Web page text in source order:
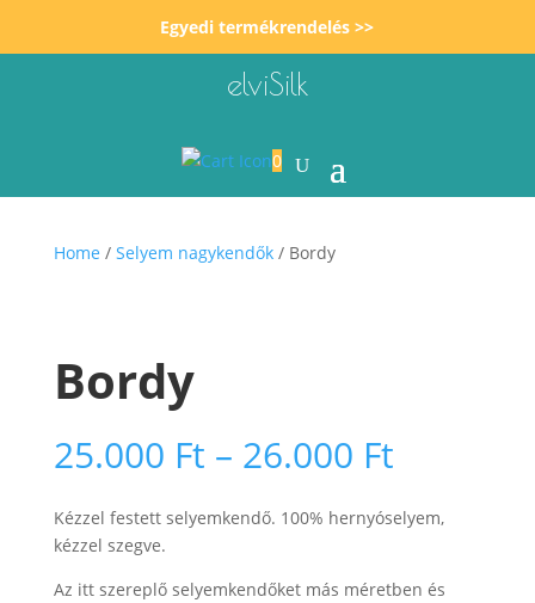
Egyedi termékrendelés >>
elviSilk
0
Home / Selyem nagykendők/ Bordy
Bordy
25.000 Ft – 26.000 Ft
25.000
-
26.000
Kézzel festett selyemkendő. 100% hernyóselyem,
kézzel szegve.
Az itt szereplő selyemkendőket más méretben és